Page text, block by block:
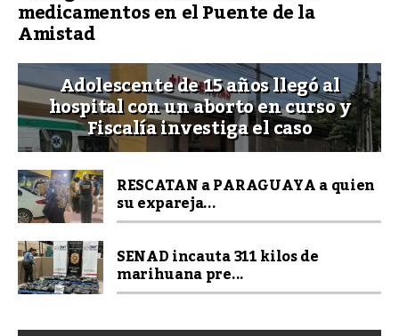
medicamentos en el Puente de la
Amistad
Adolescente de 15 años llegó al
hospital con un aborto en curso y
Fiscalía investiga el caso
RESCATAN a PARAGUAYA a quien
su expareja...
SENAD incauta 311 kilos de
marihuana pre...